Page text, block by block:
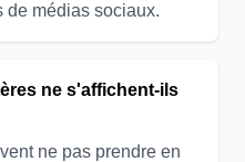
de médias sociaux.
ne s'affichent-ils
ne pas prendre en